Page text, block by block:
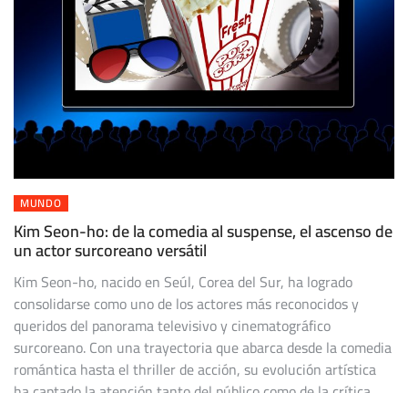
MUNDO
Kim Seon-ho: de la comedia al suspense, el ascenso de
un actor surcoreano versátil
Kim Seon-ho, nacido en Seúl, Corea del Sur, ha logrado
consolidarse como uno de los actores más reconocidos y
queridos del panorama televisivo y cinematográfico
surcoreano. Con una trayectoria que abarca desde la comedia
romántica hasta el thriller de acción, su evolución artística